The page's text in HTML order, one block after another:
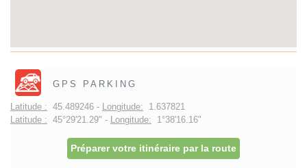
GPS PARKING
Latitude : 45.489246 - Longitude: 1.637821
Latitude : 45°29'21.29" - Longitude: 1°38'16.16"
Préparer votre itinéraire par la route